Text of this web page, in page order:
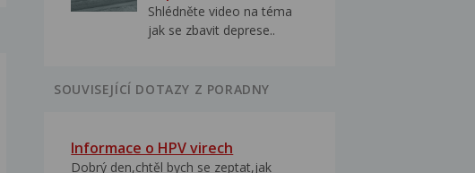
Shlédněte video na téma
jak se zbavit deprese..
SOUVISEJÍCÍ DOTAZY Z PORADNY
Informace o HPV virech
Dobrý den,chtěl bych se zeptat,jak